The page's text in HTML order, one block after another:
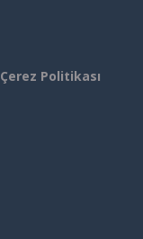
Çerez Politikası